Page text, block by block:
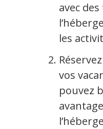
avec
les
vos
pouvez